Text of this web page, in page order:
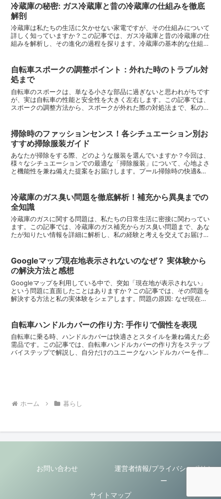
冷蔵庫の秘密: ガス冷蔵庫と昔の冷蔵庫の仕組みを徹底
解剖
冷蔵庫は私たちの生活に欠かせない家電ですが、その仕組みについて
詳しく知っていますか？この記事では、ガス冷蔵庫と昔の冷蔵庫の仕
組みを解析し、その進化の過程を探ります。冷蔵庫の基本的な仕組み
自転車スポークの調整ポイント：外れた時のトラブル対
処まで
自転車のスポークは、単なる小さな部品に過ぎないと思われがちです
が、実は自転車の性能と安全性を大きく左右します。この記事では、
スポークの調整方法から、スポークが外れた際の対処法まで、私の経
掃除時のファッションセンス！各シチュエーション別お
すすめ掃除服装ガイド
あなたが掃除をする際、どのような服装を選んでいますか？今回は、
様々なシチュエーションでの最適な「掃除服装」について、心地よさ
と機能性を兼ね備えた提案をお届けします。プール掃除時の快適&実
冷蔵庫のガス臭い問題を徹底解析！補充から異臭までの
全知識
冷蔵庫のガスに関する問題は、私たちの日常生活に密接に関わってい
ます。この記事では、冷蔵庫のガス補充からガス臭い問題まで、あな
たが知りたい情報を詳細に解析し、私の経験と考えを交えてお届けし
Googleマップ現在地表示されないのなぜ？ 実体験から
の解決方法と感想
Googleマップを利用している中で、突如「現在地が表示されない」
という問題に直面したことはありますか？この記事では、その問題を
解決する方法と私の実体験をシェアします。問題の原因: なぜ現在地
自転車ハンドルカバーの作り方: 手作りで個性を表現
自転車に乗る時、ハンドルカバーは快適さとスタイルを兼ね備えた必
需品です。この記事では、自転車ハンドルカバーの作り方をステップ
バイステップで解説し、自分だけのユニークなハンドルカバーを作る
ホーム 暮らし
お問い合わせ
運営者情報/プライバシーポリシ
ー
サイトマップ